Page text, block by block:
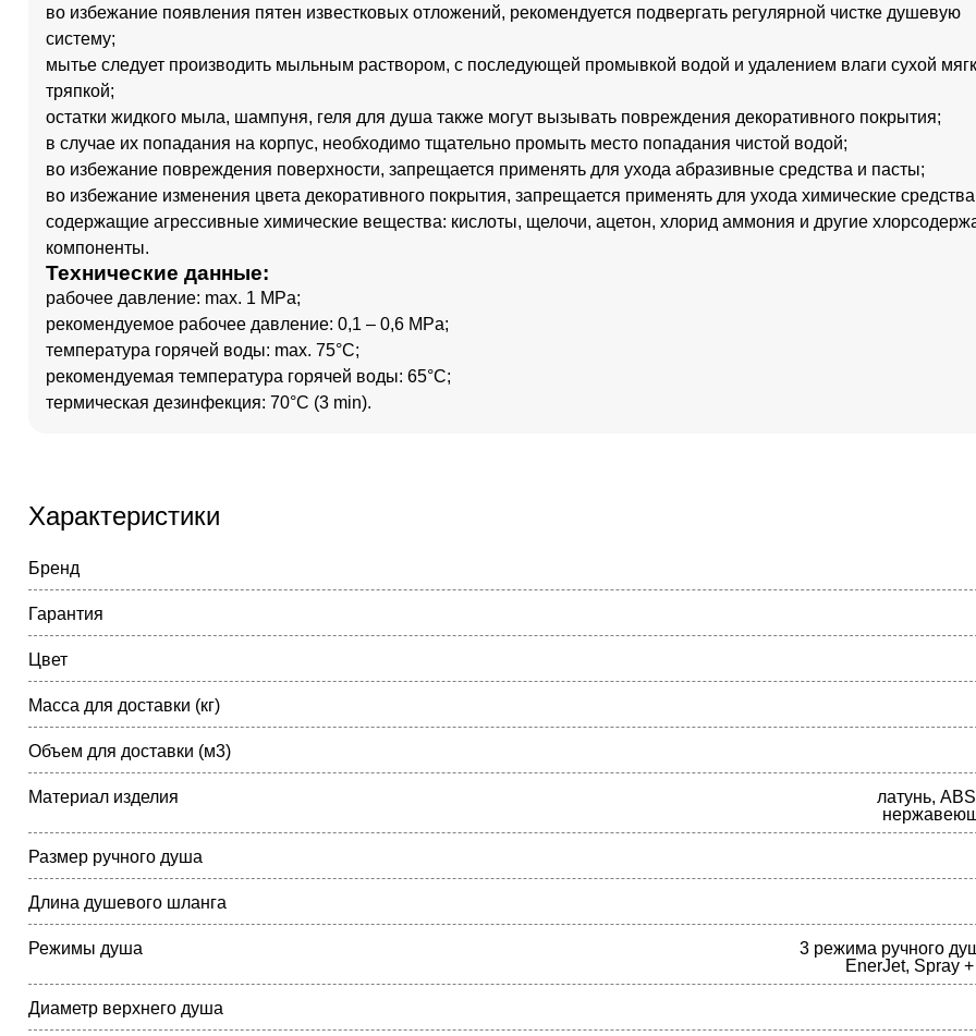
во избежание появления пятен известковых отложений, рекомендуется подвергать регулярной чистке душевую
систему;
мытье следует производить мыльным раствором, с последующей промывкой водой и удалением влаги сухой
тряпкой;
остатки жидкого мыла, шампуня, геля для душа также могут вызывать повреждения декоративного покрытия;
в случае их попадания на корпус, необходимо тщательно промыть место попадания чистой водой;
во избежание повреждения поверхности, запрещается применять для ухода абразивные средства и пасты;
во избежание изменения цвета декоративного покрытия, запрещается применять для ухода химические
содержащие агрессивные химические вещества: кислоты, щелочи, ацетон, хлорид аммония и другие
компоненты.
Технические данные:
рабочее давление: max. 1 MPa;
рекомендуемое рабочее давление: 0,1 – 0,6 MPa;
температура горячей воды: max. 75°C;
рекомендуемая температура горячей воды: 65°C;
термическая дезинфекция: 70°C (3 min).
Характеристики
Бренд
Гарантия
Цвет
Масса для доставки (кг)
Объем для доставки (м3)
Материал изделия
латунь,
Размер ручного душа
Длина душевого шланга
Режимы душа
3 режима ручного
EnerJet, Spray
Диаметр верхнего душа